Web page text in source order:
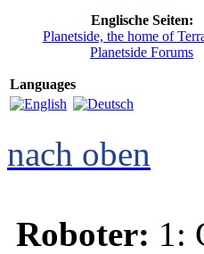
Englische Seiten:
Planetside, the home of
Planetside Forums
Languages
nach oben
Roboter: 1: